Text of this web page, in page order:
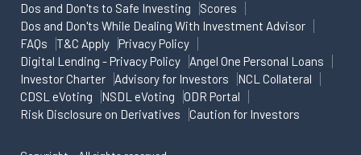
Dos and Don'ts to Safe Investing
Scores
Dos and Don'ts While Dealing With Investment Advisor
FAQs
T&C Apply
Privacy Policy
Digital Lending - Privacy Policy
Angel One Personal Loans
Investor Charter
Advisory for Investors
NCL Collateral
CDSL eVoting
NSDL eVoting
ODR Portal
Risk Disclosure on Derivatives
Caution for Investors